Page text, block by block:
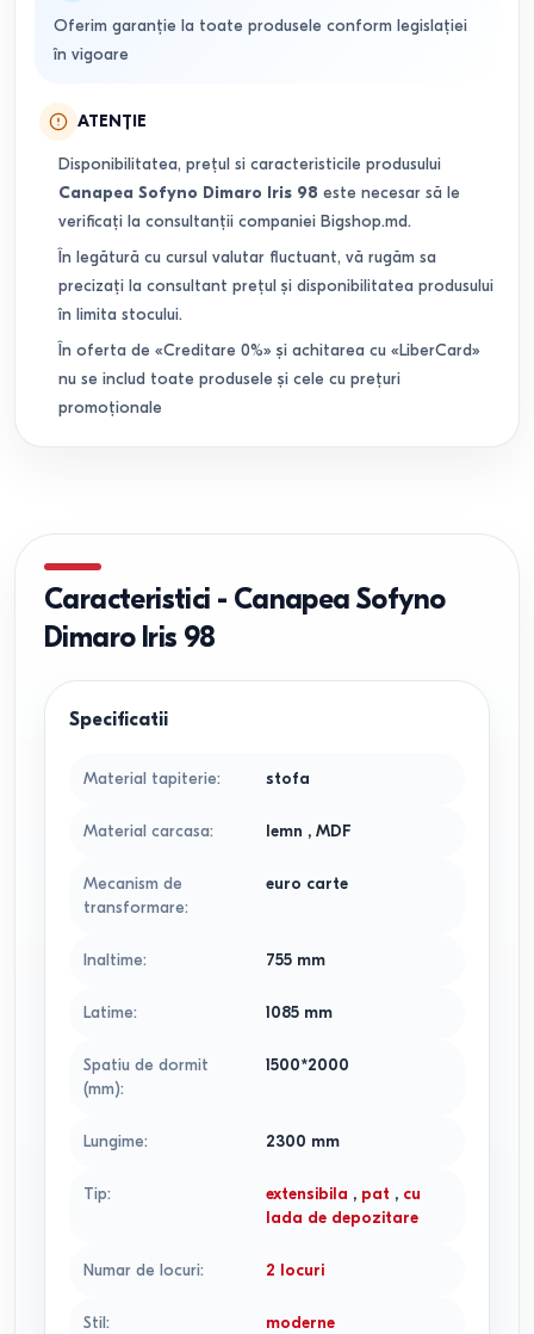
Oferim garanție la toate produsele conform legislației
în vigoare
ATENȚIE
Disponibilitatea, prețul si caracteristicile produsului
Canapea Sofyno Dimaro Iris 98 este necesar să le
verificați la consultanții companiei Bigshop.md.
În legătură cu cursul valutar fluctuant, vă rugăm sa
precizați la consultant prețul și disponibilitatea produsului
în limita stocului.
În oferta de «Creditare 0%» și achitarea cu «LiberCard»
nu se includ toate produsele și cele cu prețuri
promoționale
Caracteristici - Canapea Sofyno
Dimaro Iris 98
Specificatii
Material tapiterie: stofa
Material carcasa: lemn , MDF
Mecanism de
transformare:
euro carte
Inaltime: 755mm
Latime: 1085mm
Spatiu de dormit
(mm):
1500*2000
Lungime: 2300 mm
Tip: extensibila , pat , cu
lada de depozitare
Numar de locuri: 2 locuri
Stil: moderne